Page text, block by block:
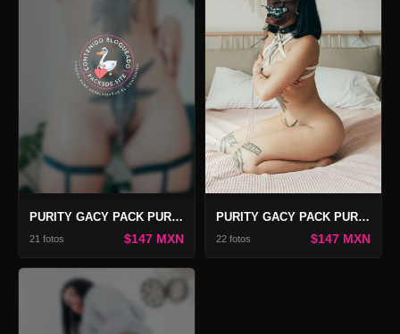
PURITY GACY PACK PURITY 3
21 fotos $147 MXN
PURITY GACY PACK PURITY 2
22 fotos $147 MXN